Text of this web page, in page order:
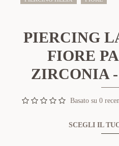
PIERCING
FIORE
ZIRCONIA -
Basato su 0
SCEGLI IL